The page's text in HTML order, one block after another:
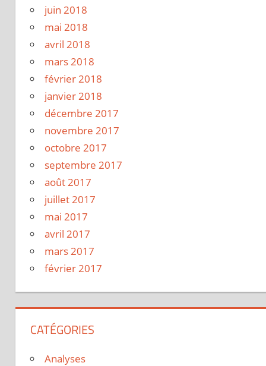
juin 2018
mai 2018
avril 2018
mars 2018
février 2018
janvier 2018
décembre 2017
novembre 2017
octobre 2017
septembre 2017
août 2017
juillet 2017
mai 2017
avril 2017
mars 2017
février 2017
CATÉGORIES
Analyses